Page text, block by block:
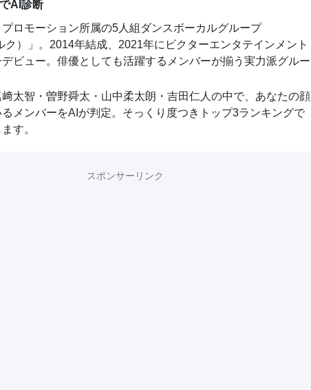
AI診断
ロモーション所属の5人組ダンスボーカルグループ
ク）」。2014年結成、2021年にビクターエンタテインメント
ビュー。俳優としても活躍するメンバーが揃う実力派グルー
太智・曽野舜太・山中柔太朗・吉田仁人の中で、あなたの顔
メンバーをAIが判定。そっくり度つきトップ3ランキングで
す。
スポンサーリンク